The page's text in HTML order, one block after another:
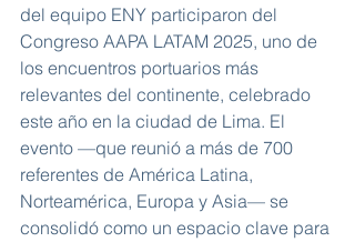
del equipo ENY participaron del
Congreso AAPA LATAM 2025, uno de
los encuentros portuarios más
relevantes del continente, celebrado
este año en la ciudad de Lima. El
evento —que reunió a más de 700
referentes de América Latina,
Norteamérica, Europa y Asia— se
consolidó como un espacio clave para